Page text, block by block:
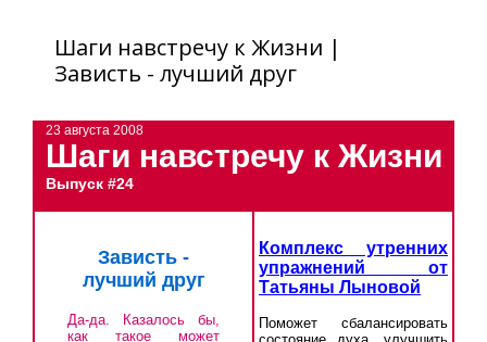
Шаги навстречу к Жизни |
Зависть - лучший друг
23 августа 2008
Шаги навстречу к Жизни
Выпуск #24
Зависть -
лучший друг
Да-да. Казалось бы,
как такое может
Комплекс утренних
упражнений от
Татьяны Лыновой
Поможет сбалансировать